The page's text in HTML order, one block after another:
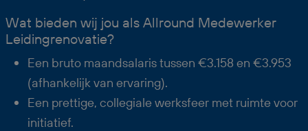
Wat bieden wij jou als Allround Medewerker
Leidingrenovatie?
Een bruto maandsalaris tussen €3.158 en €3.953
(afhankelijk van ervaring).
Een prettige, collegiale werksfeer met ruimte voor
initiatief.